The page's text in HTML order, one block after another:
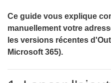
Ce guide vous explique
manuellement votre
les versions récentes
Microsoft 365).